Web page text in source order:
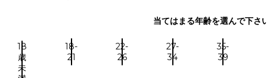
当てはまる年齢を選んで下さ
18
歳
未
18-
21
22-
26
27-
34
35-
39